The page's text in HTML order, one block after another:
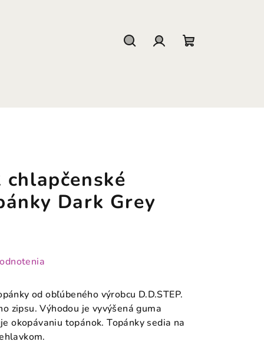
chlapčenské
Dark Grey
od obľúbeného výrobcu D.D.STEP.
zipsu. Výhodou je vyvýšená guma
okopávaniu topánok. Topánky sedia na